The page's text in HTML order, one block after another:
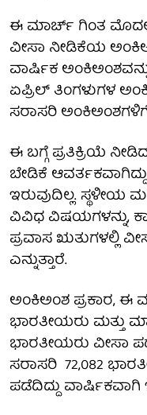
ಈ ಮಾರ್ಚ್ ಗಿಂತ
ವೀಸಾ ನೀಡಿಕೆಯ
ವಾರ್ಷಿಕ
ಏಪ್ರಿಲ್ ತಿಂಗಳುಗಳ
ಸರಾಸರಿ
ಈ ಬಗ್ಗೆ ಪ್ರತಿಕ್ರಿಯೆ
ಬೇಡಿಕೆ
ಇರುವುದಿಲ್ಲ. ಸ್ಥಳೀಯ
ವಿವಿಧ ವಿಷಯಗಳನ್ನು,
ಪ್ರವಾಸ ಋತುಗಳಲ್ಲಿ
ಎನ್ನುತ್ತಾರೆ.
ಅಂಕಿಅಂಶ ಪ್ರಕಾರ, ಈ
ಭಾರತೀಯರು ಮತ್ತು
ಭಾರತೀಯರು ವೀಸಾ
ಸರಾಸರಿ 72,082
ಪಡೆದಿದ್ದು ವಾರ್ಷಿಕವಾಗಿ